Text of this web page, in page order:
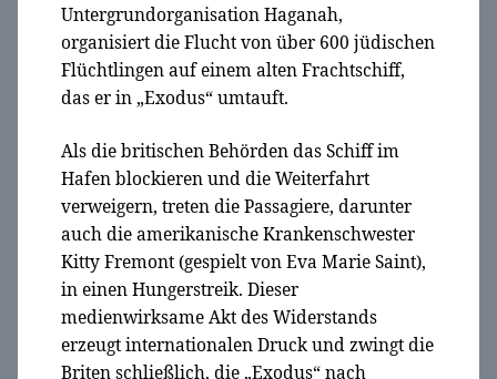
Untergrundorganisation Haganah,
organisiert die Flucht von über 600 jüdischen
Flüchtlingen auf einem alten Frachtschiff,
das er in „Exodus“ umtauft.
Als die britischen Behörden das Schiff im
Hafen blockieren und die Weiterfahrt
verweigern, treten die Passagiere, darunter
auch die amerikanische Krankenschwester
Kitty Fremont (gespielt von Eva Marie Saint),
in einen Hungerstreik. Dieser
medienwirksame Akt des Widerstands
erzeugt internationalen Druck und zwingt die
Briten schließlich, die „Exodus“ nach